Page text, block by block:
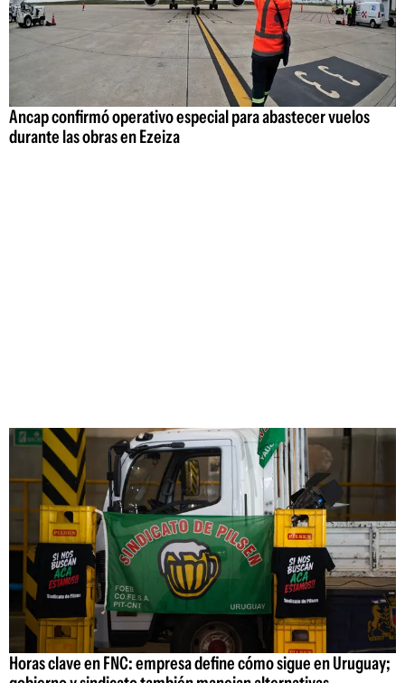
Ancap confirmó operativo especial para abastecer vuelos
durante las obras en Ezeiza
Horas clave en FNC: empresa define cómo sigue en Uruguay;